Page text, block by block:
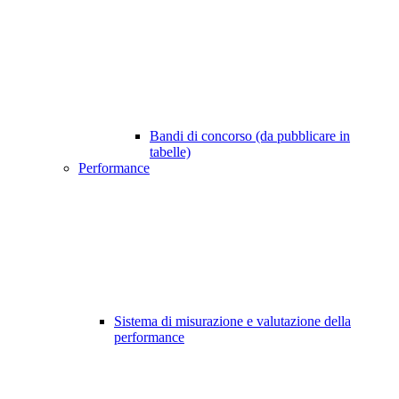
Bandi di concorso (da pubblicare in
tabelle)
Performance
Sistema di misurazione e valutazione della
performance